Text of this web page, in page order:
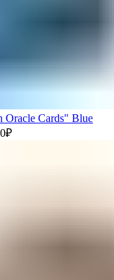
Oracle Cards" Blue
₽